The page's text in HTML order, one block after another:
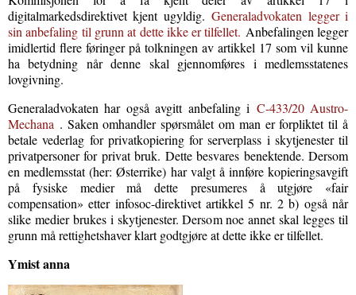
digitalmarkedsdirektivet kjent ugyldig.Generaladvokaten legger i
sin anbefaling til grunn at dette ikke er tilfellet. Anbefalingen legger
imidlertid flere føringer på tolkningen av artikkel 17 som vil kunne
ha betydning når denne skal gjennomføres i medlemsstatenes
lovgivning.
Generaladvokaten har også avgitt anbefaling i C-433/20 Austro-
Mechana . Saken omhandler spørsmålet om man er forpliktet til å
betale vederlag for privatkopiering for serverplass i skytjenester til
privatpersoner for privat bruk. Dette besvares benektende. Dersom
en medlemsstat (her: Østerrike) har valgt å innføre kopieringsavgift
på fysiske medier må dette presumeres å utgjøre «fair
compensation» etter infosoc-direktivet artikkel 5 nr. 2 b) også når
slike medier brukes i skytjenester. Dersom noe annet skal legges til
grunn må rettighetshaver klart godtgjøre at dette ikke er tilfellet.
Ymist anna